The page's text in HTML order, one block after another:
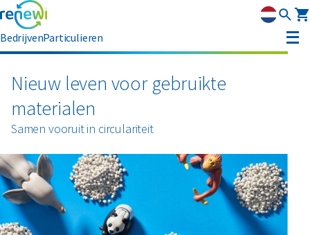
BedrijvenParticulieren
Strategie
Onze divisies
Geschiedenis
Innovatie
Duurzaamheid
Erkenning
Nieuws & media
Nieuw leven voor gebruikte
materialen
Samen vooruit in circulariteit